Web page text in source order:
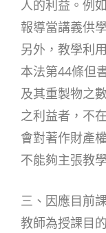
人的利益。例
報導當講義供
另外，教學利
本法第44條但
及其重製物之
之利益者，不
會對著作財產
不能夠主張教
三、因應目前
教師為授課目